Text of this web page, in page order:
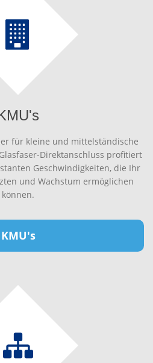
für kleine und mittelständische
Direktanschluss profitiert
Geschwindigkeiten, die Ihr
und Wachstum ermöglichen
können.
KMU's